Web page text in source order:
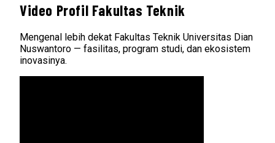
Video Profil Fakultas Teknik
Mengenal lebih dekat Fakultas Teknik Universitas Dian
Nuswantoro — fasilitas, program studi, dan ekosistem
inovasinya.